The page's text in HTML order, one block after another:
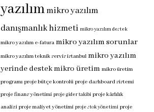
yazılımmikro yazılım
danışmanlık hizmeti mikro yazılım destek
mikro yazılım e-fatura mikro yazılım sorunlar
mikro yazılım teknik servis istanbul mikro yazılım
yerinde destekmikro üretim mikro üretim
programı proje bütçe kontrolü proje dashboard sistemi
proje finans yönetimi proje gider takibi proje kârlılık
analizi proje maliyet yönetimi proje stok yönetimi proje